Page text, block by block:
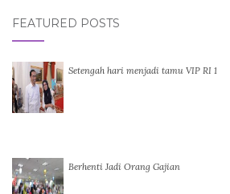
FEATURED POSTS
Setengah hari menjadi tamu VIP RI 1
Berhenti Jadi Orang Gajian